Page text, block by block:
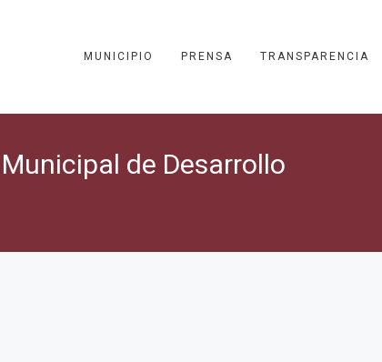
MUNICIPIO PRENSA TRANSPARENCIA
de Desarrollo